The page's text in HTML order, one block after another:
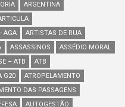
ARGENTINA
AGA
ARTISTAS DE RUA
ASSASSINOS
ASSÉDIO MORAL
– ATB
ATB
G20
ATROPELAMENTO
DAS PASSAGENS
AUTOGESTÃO